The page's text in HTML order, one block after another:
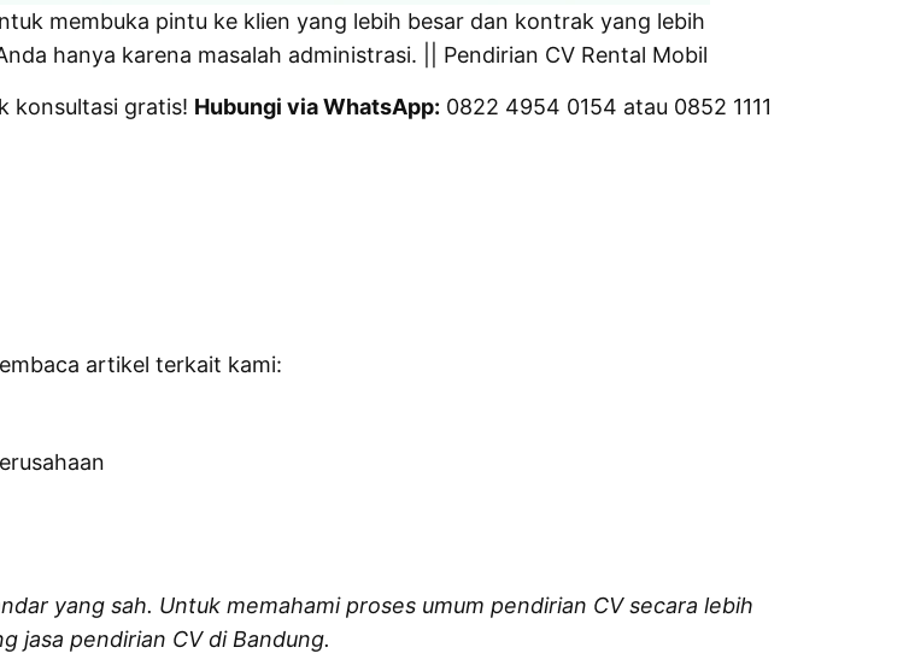
membuka pintu ke klien yang lebih besar dan kontrak yang lebih
hanya karena masalah administrasi. || Pendirian CV Rental Mobil
konsultasi gratis! Hubungi via WhatsApp: 0822 4954 0154 atau 0852 1111
artikel terkait kami:
yang sah. Untuk memahami proses umum pendirian CV secara lebih
jasa pendirian CV di Bandung.